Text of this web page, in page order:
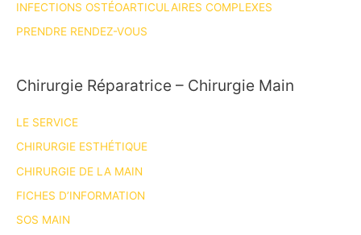
INFECTIONS OSTÉOARTICULAIRES COMPLEXES
PRENDRE RENDEZ-VOUS
Chirurgie Réparatrice – Chirurgie Main
LE SERVICE
CHIRURGIE ESTHÉTIQUE
CHIRURGIE DE LA MAIN
FICHES D’INFORMATION
SOS MAIN